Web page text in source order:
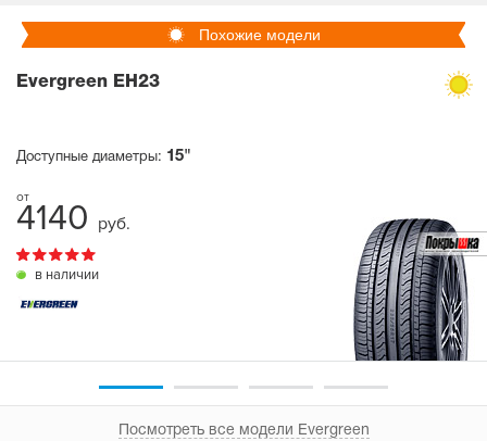
Похожие модели
Evergreen EH23
Доступные диаметры: 15"
4140 руб.
в наличии
Посмотреть все модели Evergreen